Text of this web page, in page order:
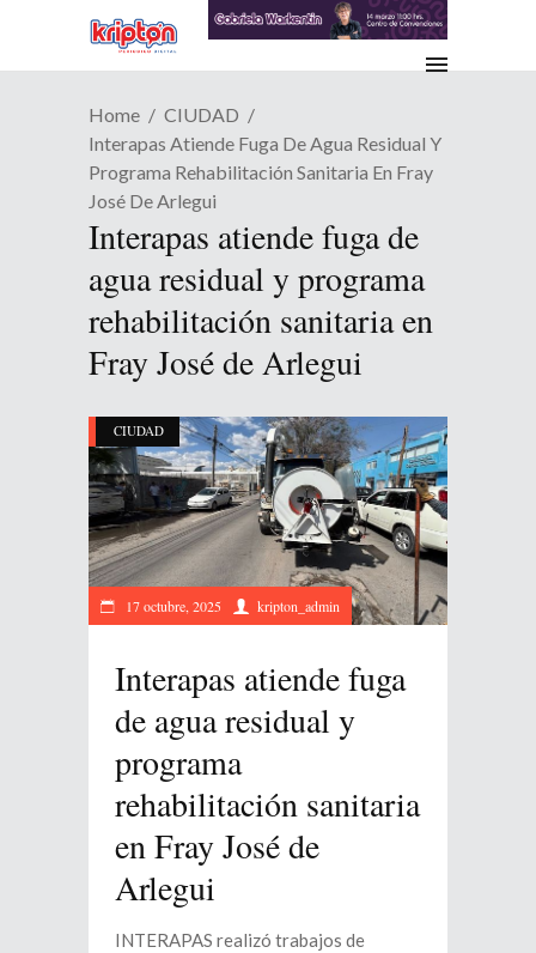
Home
CIUDAD
Interapas Atiende Fuga De Agua Residual Y
Programa Rehabilitación Sanitaria En Fray
José De Arlegui
Interapas atiende fuga de
agua residual y programa
rehabilitación sanitaria en
Fray José de Arlegui
CIUDAD
17 octubre, 2025 kripton_admin
Interapas atiende fuga
de agua residual y
programa
rehabilitación sanitaria
en Fray José de
Arlegui
INTERAPAS realizó trabajos de